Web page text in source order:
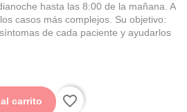
hasta las 8:00 de la mañana. A
casos más complejos. Su objetivo:
de cada paciente y ayudarlos
carrito favorite_border